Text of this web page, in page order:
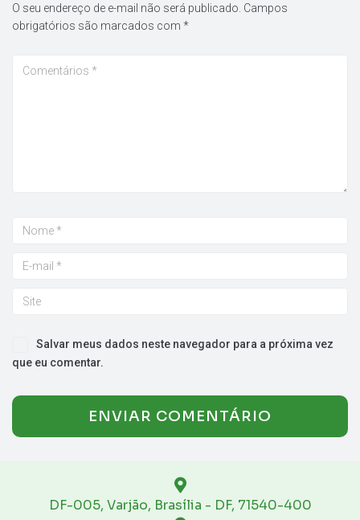
O seu endereço de e-mail não será publicado. Campos
obrigatórios são marcados com *
Salvar meus dados neste navegador para a próxima vez
que eu comentar.
DF-005, Varjão, Brasília - DF, 71540-400